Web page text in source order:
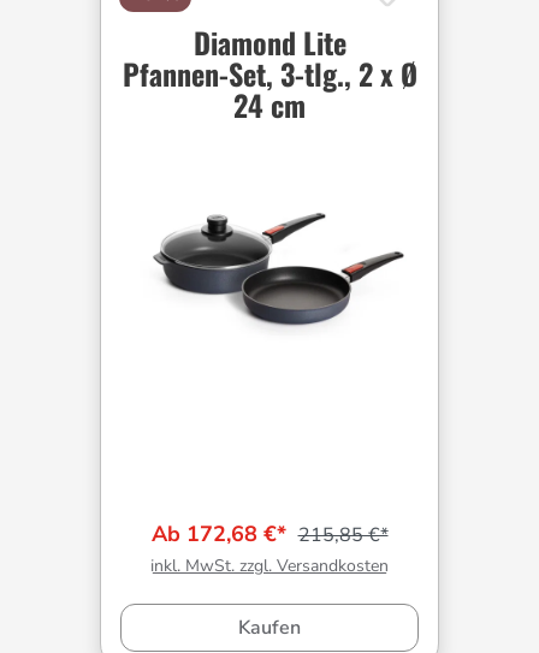
Diamond Lite
Pfannen-Set, 3-tlg., 2 x Ø
24 cm
Ab 172,68 €* 215,85 €*
inkl. MwSt. zzgl. Versandkosten
Kaufen